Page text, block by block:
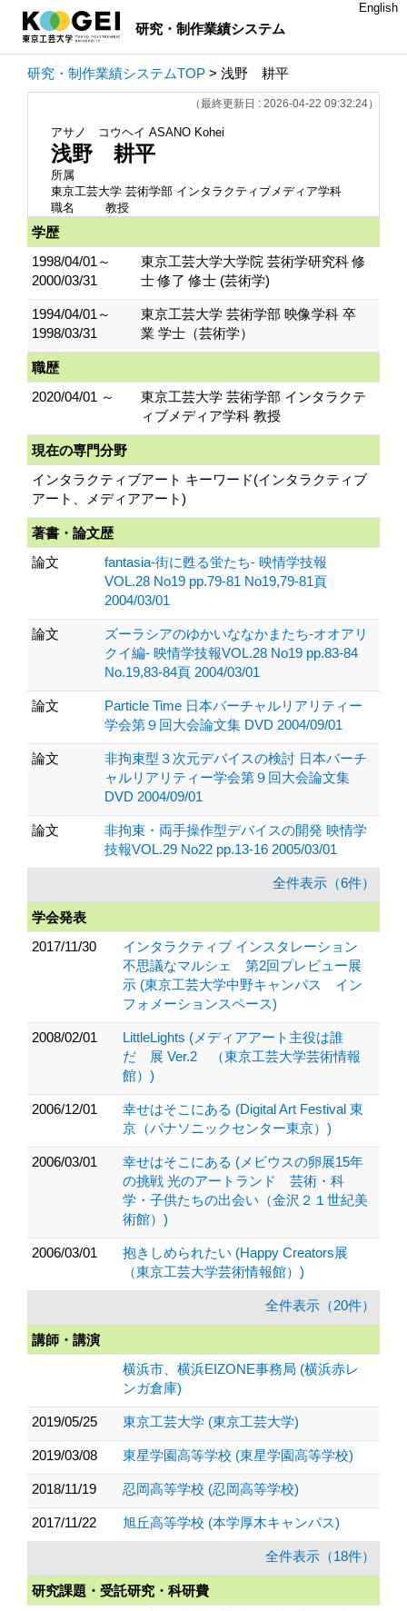
研究・制作業績システム
English
研究・制作業績システムTOP > 浅野 耕平
（最終更新日 : 2026-04-22 09:32:24）
アサノ コウヘイ ASANO Kohei
浅野 耕平
所属
東京工芸大学 芸術学部 インタラクティブメディア学科
職名
教授
学歴
1998/04/01～
2000/03/31
東京工芸大学大学院 芸術学研究科 修
士 修了 修士 (芸術学)
1994/04/01～
1998/03/31
東京工芸大学 芸術学部 映像学科 卒
業 学士（芸術学）
職歴
2020/04/01 ～
東京工芸大学 芸術学部 インタラクテ
ィブメディア学科 教授
現在の専門分野
インタラクティブアート キーワード(インタラクティブ
アート、メディアアート)
著書・論文歴
論文
fantasia-街に甦る蛍たち- 映情学技報
VOL.28 No19 pp.79-81 No19,79-81頁
2004/03/01
論文
ズーラシアのゆかいななかまたち-オオアリ
クイ編- 映情学技報VOL.28 No19 pp.83-84
No.19,83-84頁 2004/03/01
論文
Particle Time 日本バーチャルリアリティー
学会第９回大会論文集 DVD 2004/09/01
論文
非拘束型３次元デバイスの検討 日本バーチ
ャルリアリティー学会第９回大会論文集
DVD 2004/09/01
論文
非拘束・両手操作型デバイスの開発 映情学
技報VOL.29 No22 pp.13-16 2005/03/01
全件表示（6件）
学会発表
2017/11/30
インタラクティブ インスタレーション
不思議なマルシェ 第2回プレビュー展
示 (東京工芸大学中野キャンパス イン
フォメーションスペース)
2008/02/01
LittleLights (メディアアート主役は誰
だ 展 Ver.2 （東京工芸大学芸術情報
館）)
2006/12/01
幸せはそこにある (Digital Art Festival 東
京（パナソニックセンター東京）)
2006/03/01
幸せはそこにある (メビウスの卵展15年
の挑戦 光のアートランド 芸術・科
学・子供たちの出会い（金沢２１世紀美
術館）)
2006/03/01
抱きしめられたい (Happy Creators展
（東京工芸大学芸術情報館）)
全件表示（20件）
講師・講演
横浜市、横浜EIZONE事務局 (横浜赤レ
ンガ倉庫)
2019/05/25 東京工芸大学 (東京工芸大学)
2019/03/08 東星学園高等学校 (東星学園高等学校)
2018/11/19 忍岡高等学校 (忍岡高等学校)
2017/11/22 旭丘高等学校 (本学厚木キャンパス)
全件表示（18件）
研究課題・受託研究・科研費